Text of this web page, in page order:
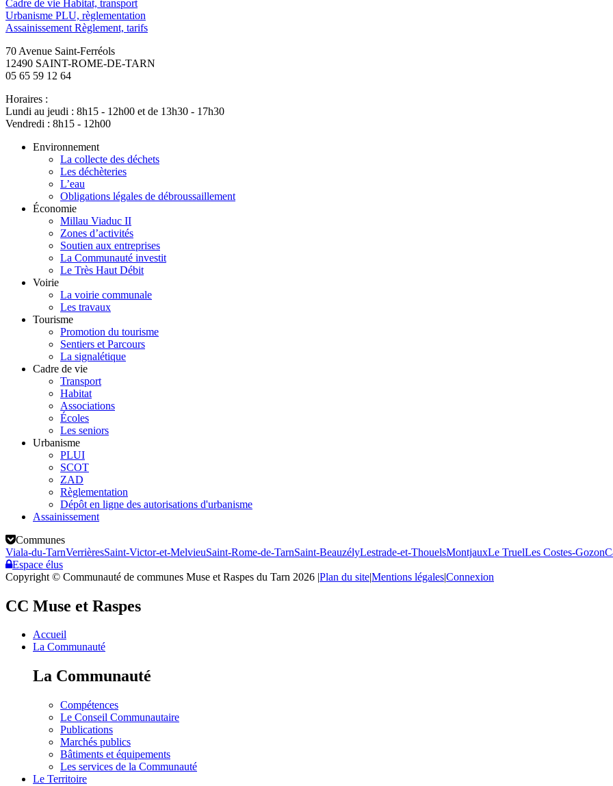
Cadre de vie Habitat, transport
Urbanisme PLU, règlementation
Assainissement Règlement, tarifs
70 Avenue Saint-Ferréols
12490 SAINT-ROME-DE-TARN
05 65 59 12 64
Horaires :
Lundi au jeudi : 8h15 - 12h00 et de 13h30 - 17h30
Vendredi : 8h15 - 12h00
Environnement
La collecte des déchets
Les déchèteries
L’eau
Obligations légales de débroussaillement
Économie
Millau Viaduc II
Zones d’activités
Soutien aux entreprises
La Communauté investit
Le Très Haut Débit
Voirie
La voirie communale
Les travaux
Tourisme
Promotion du tourisme
Sentiers et Parcours
La signalétique
Cadre de vie
Transport
Habitat
Associations
Écoles
Les seniors
Urbanisme
PLUI
SCOT
ZAD
Règlementation
Dépôt en ligne des autorisations d'urbanisme
Assainissement
Communes
Viala-du-TarnVerrièresSaint-Victor-et-MelvieuSaint-Rome-de-TarnSaint-BeauzélyLestrade-et-ThouelsMontjauxLe TruelLes Costes-Gozon
Espace élus
Copyright © Communauté de communes Muse et Raspes du Tarn 2026 |Plan du site|Mentions légales|Connexion
CC Muse et Raspes
Accueil
La Communauté
La Communauté
Compétences
Le Conseil Communautaire
Publications
Marchés publics
Bâtiments et équipements
Les services de la Communauté
Le Territoire